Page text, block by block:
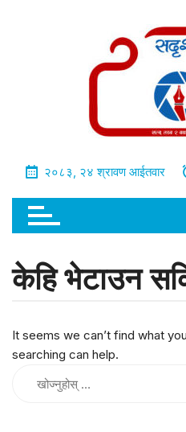
२०८३, २४ श्रावण आईतवार
केहि भेटाउन
It seems we can’t find what
searching can help.